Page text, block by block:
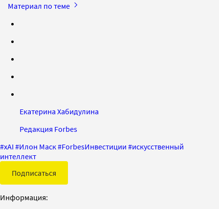
Материал по теме
Екатерина Хабидулина
Редакция Forbes
#xAI #Илон Маск#ForbesИнвестиции #искусственный
интеллект
Подписаться
Информация: